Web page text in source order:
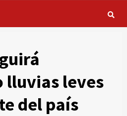
lluvias leves
del país